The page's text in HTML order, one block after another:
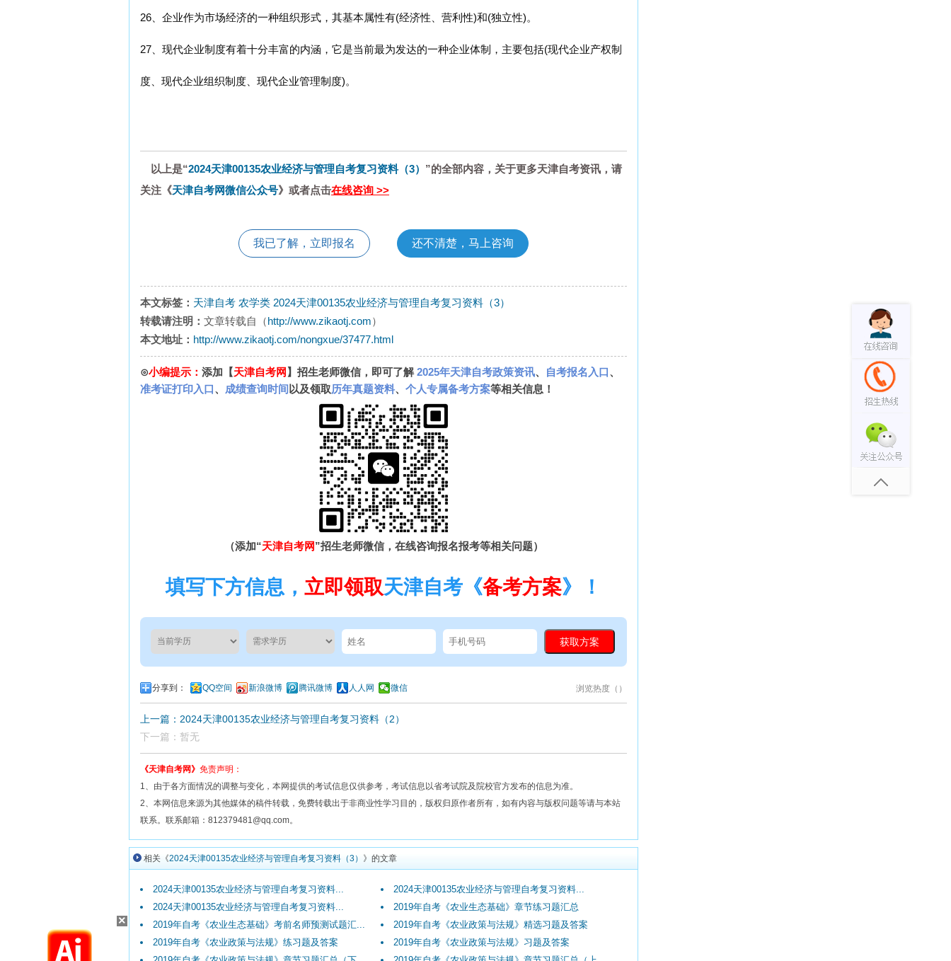
×
26、企业作为市场经济的一种组织形式，其基本属性有(经济性、营利性)和(独立性)。
27、现代企业制度有着十分丰富的内涵，它是当前最为发达的一种企业体制，主要包括(现代企业产权制
度、现代企业组织制度、现代企业管理制度)。
以上是“2024天津00135农业经济与管理自考复习资料（3） ”的全部内容，关于更多天津自考资讯，请
关注《天津自考网微信公众号》或者点击在线咨询 >>
我已了解，立即报名 还不清楚，马上咨询
本文标签： 天津自考 农学类 2024天津00135农业经济与管理自考复习资料（3）
转载请注明： 文章转载自（http://www.zikaotj.com）
本文地址： http://www.zikaotj.com/nongxue/37477.html
⊙小编提示： 添加【天津自考网 】招生老师微信，即可了解2025年天津自考政策资讯、 自考报名入口、
准考证打印入口、 成绩查询时间 以及领取历年真题资料、 个人专属备考方案等相关信息！
（添加“天津自考网”招生老师微信，在线咨询报名报考等相关问题）
填写下方信息， 立即领取天津自考《备考方案》！
分享到： QQ空间 新浪微博 腾讯微博 人人网 微信 浏览热度（ ）
上一篇：2024天津00135农业经济与管理自考复习资料（2）
下一篇：暂无
《天津自考网》 免责声明：
1、由于各方面情况的调整与变化，本网提供的考试信息仅供参考，考试信息以省考试院及院校官方发布的信息为准。
2、本网信息来源为其他媒体的稿件转载，免费转载出于非商业性学习目的，版权归原作者所有，如有内容与版权问题等请与本站
联系。联系邮箱：812379481@qq.com。
相关《2024天津00135农业经济与管理自考复习资料（3） 》的文章
2024天津00135农业经济与管理自考复习资料...
2024天津00135农业经济与管理自考复习资料...
2024天津00135农业经济与管理自考复习资料...
2019年自考《农业生态基础》章节练习题汇总
2019年自考《农业生态基础》考前名师预测试题汇...
2019年自考《农业政策与法规》精选习题及答案
2019年自考《农业政策与法规》练习题及答案
2019年自考《农业政策与法规》习题及答案